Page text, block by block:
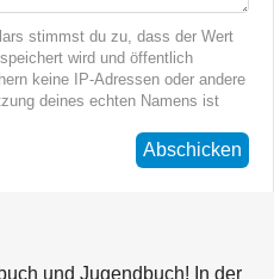
stimmst du zu, dass der Wert
wird und öffentlich
keine IP-Adressen oder andere
deines echten Namens ist
Abschicken
und Jugendbuch! In der